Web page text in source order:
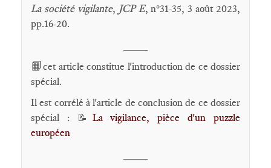
La société vigilante, JCP E, n°31-35, 3 août 2023,
pp.16-20.
📙cet article constitue l'introduction de ce dossier
spécial.
Il est corrélé à l'article de conclusion de ce dossier
spécial :
📝 La vigilance, pièce d'un puzzle
européen